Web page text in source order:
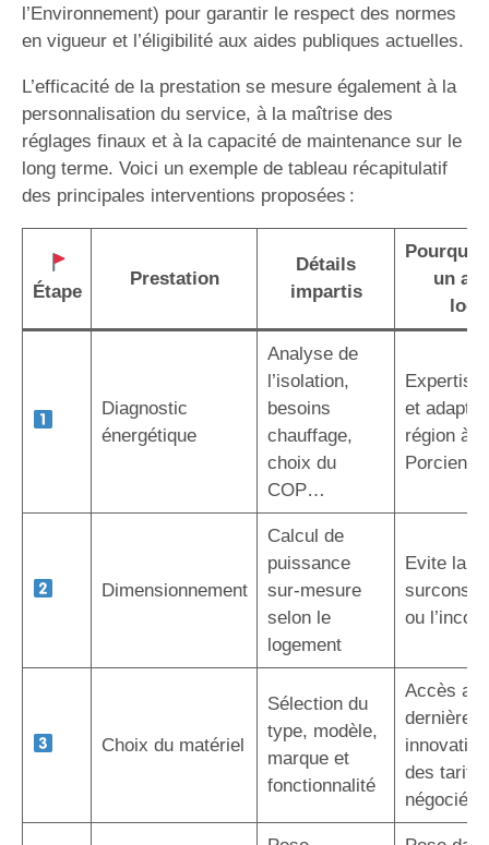
l’Environnement) pour garantir le respect des normes
en vigueur et l’éligibilité aux aides publiques actuelles.
L’efficacité de la prestation se mesure également à la
personnalisation du service, à la maîtrise des
réglages finaux et à la capacité de maintenance sur le
long terme. Voici un exemple de tableau récapitulatif
des principales interventions proposées :
Étape
Prestation
Détails
impartis
un
Diagnostic
énergétique
Analyse de
l’isolation,
besoins
chauffage,
choix du
COP…
Expertise
et
région à
Porcien
Dimensionnement
Calcul de
puissance
sur-mesure
selon le
logement
Evite la
ou
Choix du matériel
Sélection du
type, modèle,
marque et
fonctionnalité
Accès
dernières
des tarifs
négociés